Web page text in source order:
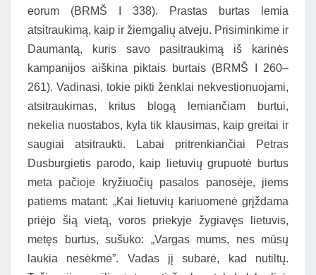
eorum (BRMŠ I 338). Prastas burtas lemia
atsitraukimą, kaip ir žiemgalių atveju. Prisiminkime ir
Daumantą, kuris savo pasitraukimą iš karinės
kampanijos aiškina piktais burtais (BRMŠ I 260–
261). Vadinasi, tokie pikti ženklai nekvestionuojami,
atsitraukimas, kritus blogą lemiančiam burtui,
nekelia nuostabos, kyla tik klausimas, kaip greitai ir
saugiai atsitraukti. Labai pritrenkiančiai Petras
Dusburgietis parodo, kaip lietuvių grupuotė burtus
meta pačioje kryžiuočių pasalos panosėje, jiems
patiems matant: „Kai lietuvių kariuomenė grįždama
priėjo šią vietą, voros priekyje žygiavęs lietuvis,
metęs burtus, sušuko: „Vargas mums, nes mūsų
laukia nesėkmė”. Vadas jį subarė, kad nutiltų.